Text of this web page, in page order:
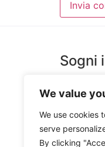
We value
We use cookies
serve
By clicking
Sogni
SognInblu
favorire
che trova
Ceramiche